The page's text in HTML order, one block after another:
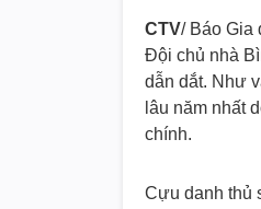
CTV/ Báo Gia
Đội chủ nhà
dẫn dắt. Như
lâu năm nhất
chính.
Cựu danh thủ